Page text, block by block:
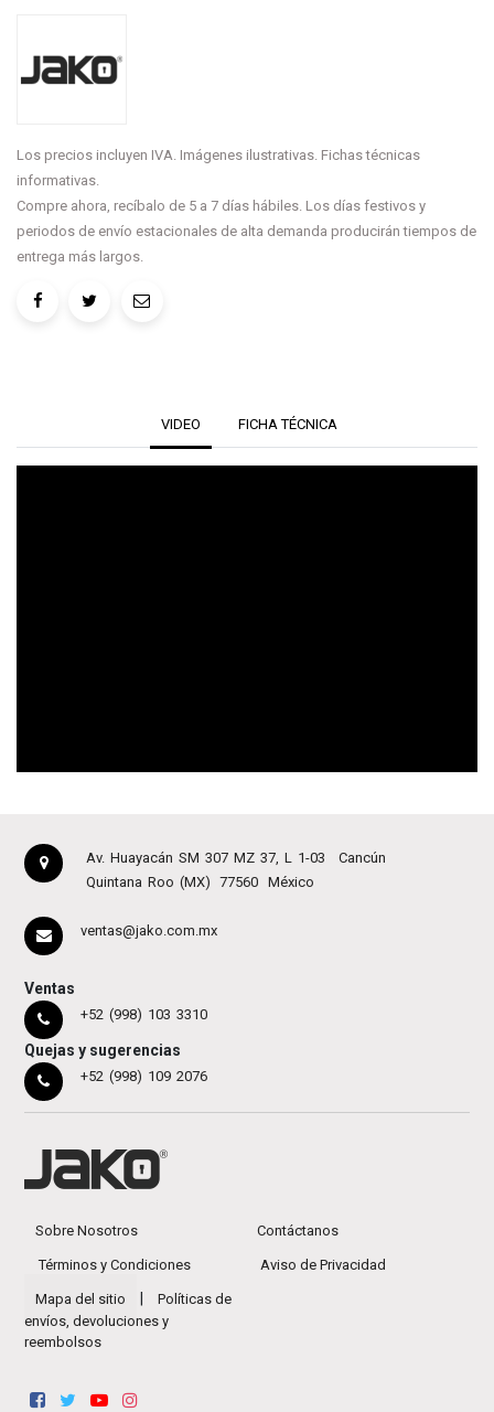
Los precios incluyen IVA. Imágenes ilustrativas. Fichas técnicas
informativas.
Compre ahora, recíbalo de 5 a 7 días hábiles. Los días festivos y
periodos de envío estacionales de alta demanda producirán tiempos de
entrega más largos.
VIDEO FICHA TÉCNICA
Av. Huayacán SM 307 MZ 37, L 1-03
Cancún
Quintana Roo (MX)
77560 México
ventas@jako.com.mx
Ventas
+52 (998) 103 3310
Quejas y sugerencias
+52 (998) 109 2076
Sobre Nosotros Contáctanos
Términos y Condiciones Aviso de Privacidad
Mapa del sitio
Políticas de
envíos, devoluciones y
reembolsos